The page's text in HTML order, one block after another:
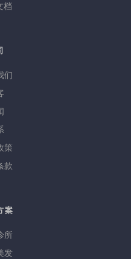
档
们
策
款
案
所
发